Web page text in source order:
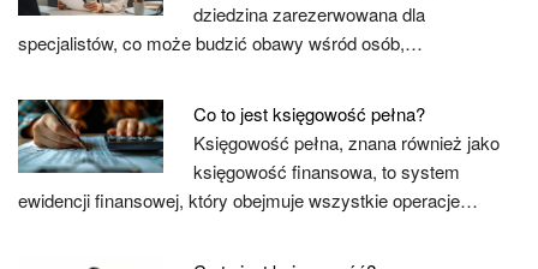
dziedzina zarezerwowana dla
specjalistów, co może budzić obawy wśród osób,…
Co to jest księgowość pełna?
Księgowość pełna, znana również jako
księgowość finansowa, to system
ewidencji finansowej, który obejmuje wszystkie operacje…